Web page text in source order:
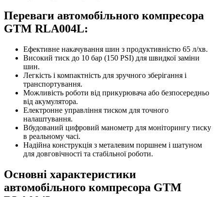
Переваги автомобільного компресора
GTM RLA004L:
Ефективне накачування шин з продуктивністю 65 л/хв.
Високий тиск до 10 бар (150 PSI) для швидкої заміни
шин.
Легкість і компактність для зручного зберігання і
транспортування.
Можливість роботи від прикурювача або безпосередньо
від акумулятора.
Електронне управління тиском для точного
налаштування.
Вбудований цифровий манометр для моніторингу тиску
в реальному часі.
Надійна конструкція з металевим поршнем і шатуном
для довговічності та стабільної роботи.
Основні характеристики
автомобільного компресора GTM